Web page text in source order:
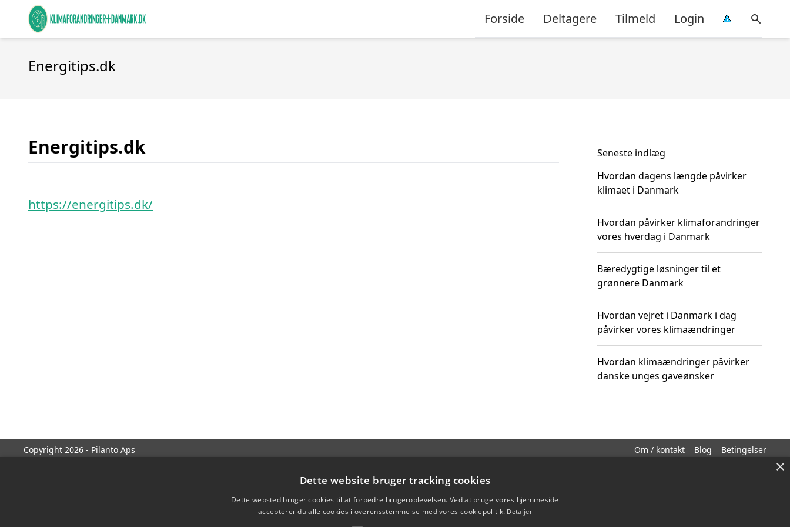
Forside Deltagere Tilmeld Login
Energitips.dk
Energitips.dk
https://energitips.dk/
Seneste indlæg
Hvordan dagens længde påvirker
klimaet i Danmark
Hvordan påvirker klimaforandringer
vores hverdag i Danmark
Bæredygtige løsninger til et
grønnere Danmark
Hvordan vejret i Danmark i dag
påvirker vores klimaændringer
Hvordan klimaændringer påvirker
danske unges gaveønsker
Copyright 2026 - Pilanto Aps Om / kontakt Blog Betingelser
×
Dette website bruger tracking cookies
Dette websted bruger cookies til at forbedre brugeroplevelsen. Ved at bruge vores hjemmeside
accepterer du alle cookies i overensstemmelse med vores cookiepolitik. Detaljer